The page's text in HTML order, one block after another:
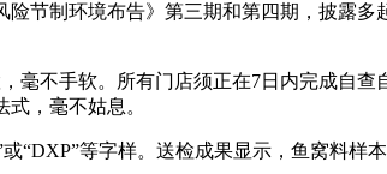
节制环境布告》第三期和第四期，披露多
不手软。所有门店须正在7日内完成自查
，毫不姑息。
等字样。送检成果显示，鱼窝料样